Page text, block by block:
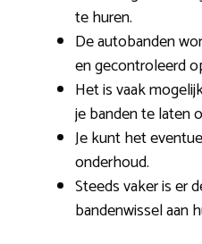
te huren.
De autobanden
en gecontroleerd
Het is vaak
je banden te laten
Je kunt het
onderhoud.
Steeds vaker is er
bandenwissel aan